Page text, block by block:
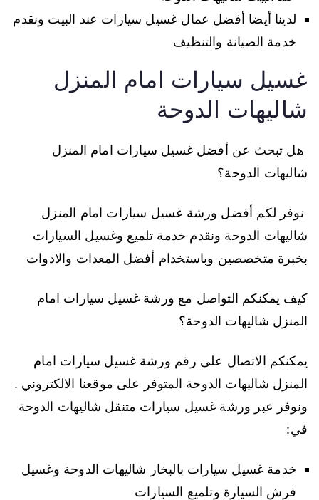
لدينا أيضا أفضل عمال غسيل سيارات عند البيت ونقدم
خدمة الصيانة والتنظيف
غسيل سيارات امام المنزل
شاليهات الدوحة
هل تبحث عن أفضل غسيل سيارات امام المنزل
شاليهات الدوحة؟
نوفر لكم أفضل ورشة غسيل سيارات امام المنزل
شاليهات الدوحة ونقدم خدمة تلميع وغسيل السيارات
بخبرة متخصصين وباستخدام أفضل المعدات والادوات
كيف يمكنكم التواصل مع ورشة غسيل سيارات امام
المنزل شاليهات الدوحة؟
يمكنكم الاتصال على رقم ورشة غسيل سيارات امام
المنزل شاليهات الدوحة المتوفر على موقعنا الالكتروني .
ونوفر عبر ورشة غسيل سيارات متنقل شاليهات الدوحة
في:
خدمة غسيل سيارات بالبخار شاليهات الدوحة وغسيل
فرش السيارة وتلميع السيارات